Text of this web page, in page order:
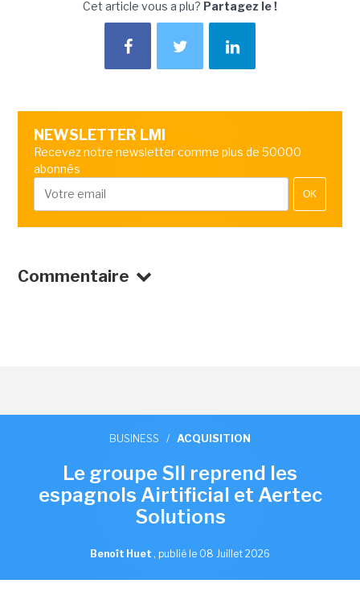
Cet article vous a plu? Partagez le !
NEWSLETTER LMI
Recevez notre newsletter comme plus de 50000
abonnés
OK
Commentaire
BUSINESS / ACQUISITION
Le groupe SII reprend les
espagnols Airtificial et Aertec
Solutions
Benoît Huet , publié le 08 Juillet 2026